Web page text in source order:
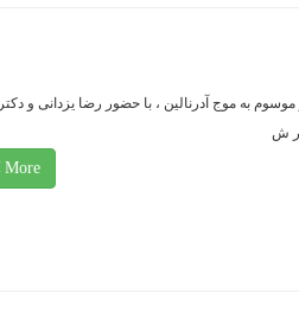
به موج آدرنالین ، با حضور رضا یزدانی و دکتر
ش
More